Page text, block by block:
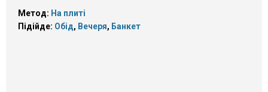
Метод: На плиті
Підійде: Обід, Вечеря, Банкет